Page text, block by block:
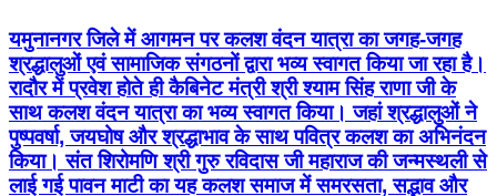
यमुनानगर जिले में आगमन पर कलश वंदन यात्रा का जगह-जगह
श्रद्धालुओं एवं सामाजिक संगठनों द्वारा भव्य स्वागत किया जा रहा है।
रादौर में प्रवेश होते ही कैबिनेट मंत्री श्री श्याम सिंह राणा जी के
साथ कलश वंदन यात्रा का भव्य स्वागत किया। जहां श्रद्धालुओं ने
पुष्पवर्षा, जयघोष और श्रद्धाभाव के साथ पवित्र कलश का अभिनंदन
किया। संत शिरोमणि श्री गुरु रविदास जी महाराज की जन्मस्थली से
लाई गई पावन माटी का यह कलश समाज में समरसता, सद्भाव और